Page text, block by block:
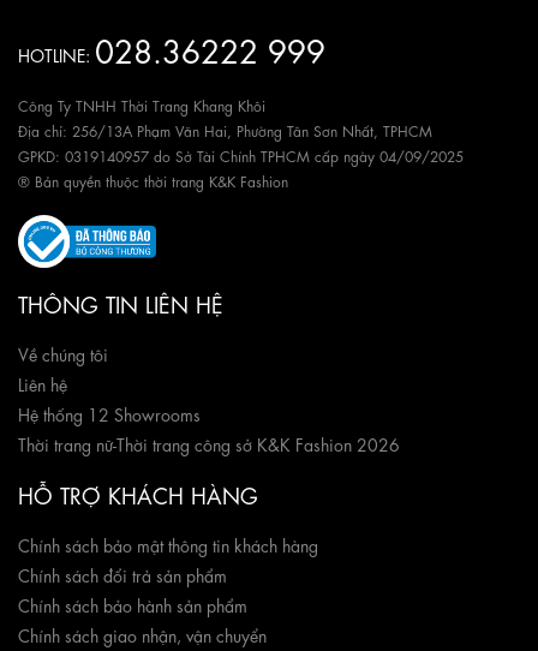
HOTLINE: 028.36222 999
Công Ty TNHH Thời Trang Khang Khôi
Địa chỉ: 256/13A Phạm Văn Hai, Phường Tân Sơn Nhất, TPHCM
GPKD: 0319140957 do Sở Tài Chính TPHCM cấp ngày 04/09/2025
® Bản quyền thuộc thời trang K&K Fashion
THÔNG TIN LIÊN HỆ
Về chúng tôi
Liên hệ
Hệ thống 12 Showrooms
Thời trang nữ-Thời trang công sở K&K Fashion 2026
HỖ TRỢ KHÁCH HÀNG
Chính sách bảo mật thông tin khách hàng
Chính sách đổi trả sản phẩm
Chính sách bảo hành sản phẩm
Chính sách giao nhận, vận chuyển